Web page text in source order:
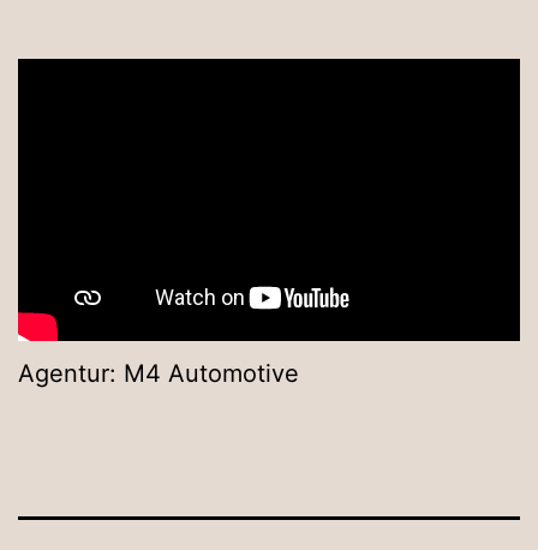
Agentur: M4 Automotive